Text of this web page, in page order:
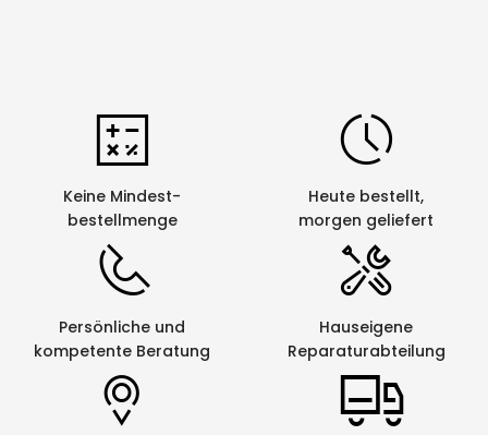
Keine Mindest-
bestellmenge
Heute bestellt,
morgen geliefert
Persönliche und
kompetente Beratung
Hauseigene
Reparaturabteilung